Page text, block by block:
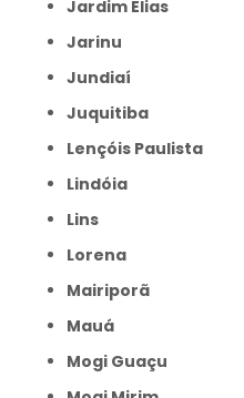
Jardim Elias
Jarinu
Jundiaí
Juquitiba
Lençóis Paulista
Lindóia
Lins
Lorena
Mairiporã
Mauá
Mogi Guaçu